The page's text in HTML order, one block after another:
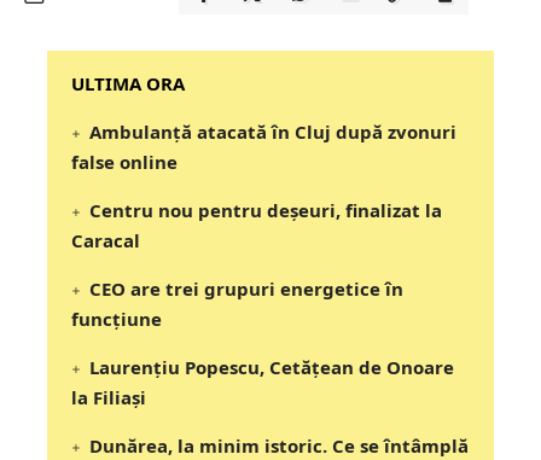
‎‎‎‎‎‎‎ULTIMA ORA
Ambulanță atacată în Cluj după zvonuri
false online
Centru nou pentru deșeuri, finalizat la
Caracal
CEO are trei grupuri energetice în
funcțiune
Laurențiu Popescu, Cetățean de Onoare
la Filiași
Dunărea, la minim istoric. Ce se întâmplă